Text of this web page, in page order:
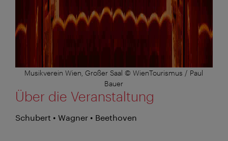
Musikverein Wien, Großer Saal © WienTourismus / Paul
Bauer
Über die Veranstaltung
Schubert • Wagner • Beethoven